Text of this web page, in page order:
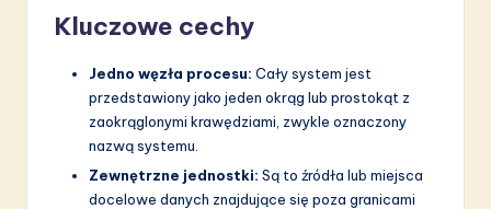
Kluczowe cechy
Jedno węzła procesu: Cały system jest
przedstawiony jako jeden okrąg lub prostokąt z
zaokrąglonymi krawędziami, zwykle oznaczony
nazwą systemu.
Zewnętrzne jednostki: Są to źródła lub miejsca
docelowe danych znajdujące się poza granicami